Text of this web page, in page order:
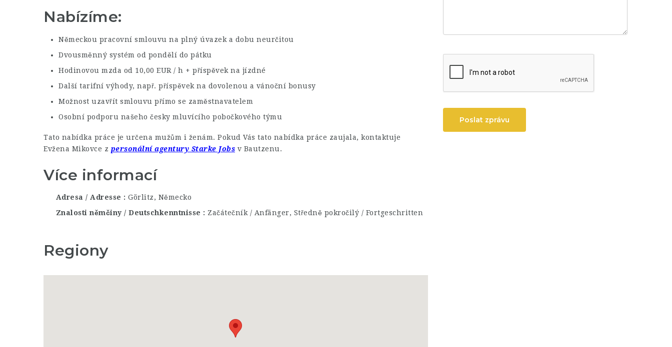
Nabízíme:
Německou pracovní smlouvu na plný úvazek a dobu neurčitou
Dvousměnný systém od pondělí do pátku
Hodinovou mzda od 10,00 EUR / h + příspěvek na jízdné
Další tarifní výhody, např. příspěvek na dovolenou a vánoční bonusy
Možnost uzavřít smlouvu přímo se zaměstnavatelem
Osobní podporu našeho česky mluvícího pobočkového týmu
Tato nabídka práce je určena mužům i ženám. Pokud Vás tato nabídka práce zaujala, kontaktuje
Evžena Mikovce z personální agentury Starke Jobs v Bautzenu.
Více informací
Adresa / Adresse
Görlitz, Německo
Znalosti němčiny / Deutschkenntnisse
Začátečník / Anfänger, Středně pokročilý / Fortgeschritten
Regiony
Poslat zprávu